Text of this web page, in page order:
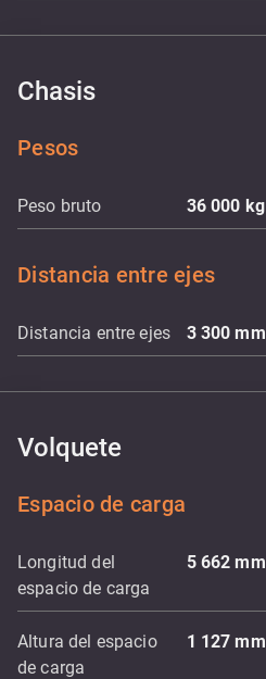
Chasis
Pesos
Peso bruto 36 000 kg
Distancia entre ejes
Distancia entre ejes 3 300mm
Volquete
Espacio de carga
Longitud del
espacio de carga
5 662mm
Altura del espacio
de carga
1 127mm